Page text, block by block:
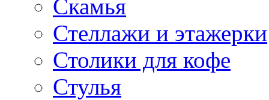
Скамья
Стеллажи и этажерки
Столики для кофе
Стулья